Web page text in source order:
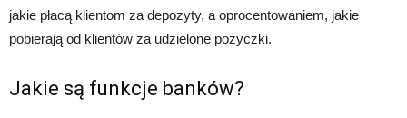
jakie płacą klientom za depozyty, a oprocentowaniem, jakie
pobierają od klientów za udzielone pożyczki.
Jakie są funkcje banków?